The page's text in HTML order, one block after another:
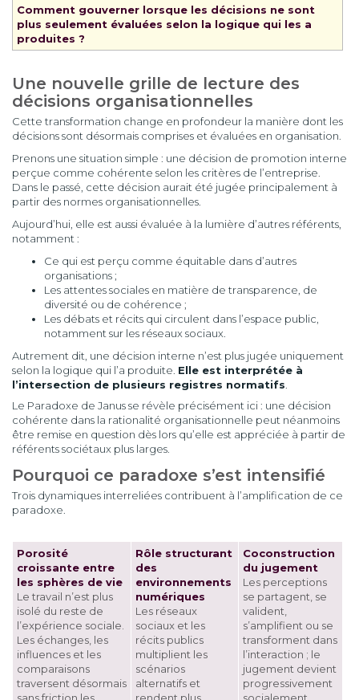
Comment gouverner lorsque les décisions ne sont
plus seulement évaluées selon la logique qui les a
produites ?
Une nouvelle grille de lecture des
décisions organisationnelles
Cette transformation change en profondeur la manière dont les
décisions sont désormais comprises et évaluées en organisation.
Prenons une situation simple : une décision de promotion interne
perçue comme cohérente selon les critères de l’entreprise.
Dans le passé, cette décision aurait été jugée principalement à
partir des normes organisationnelles.
Aujourd’hui, elle est aussi évaluée à la lumière d’autres référents,
notamment :
Ce qui est perçu comme équitable dans d’autres
organisations ;
Les attentes sociales en matière de transparence, de
diversité ou de cohérence ;
Les débats et récits qui circulent dans l’espace public,
notamment sur les réseaux sociaux.
Autrement dit, une décision interne n’est plus jugée uniquement
selon la logique qui l’a produite. Elle est interprétée à
l’intersection de plusieurs registres normatifs.
Le Paradoxe de Janus se révèle précisément ici : une décision
cohérente dans la rationalité organisationnelle peut néanmoins
être remise en question dès lors qu’elle est appréciée à partir de
référents sociétaux plus larges.
Pourquoi ce paradoxe s’est intensifié
Trois dynamiques interreliées contribuent à l’amplification de ce
paradoxe.
Porosité
croissante entre
les sphères de vie
Le travail n’est plus
isolé du reste de
l’expérience sociale.
Les échanges, les
influences et les
comparaisons
traversent désormais
Rôle structurant
des
environnements
numériques
Les réseaux
sociaux et les
récits publics
multiplient les
scénarios
alternatifs et
Coconstruction
du jugement
Les perceptions
se partagent, se
valident,
s’amplifient ou se
transforment dans
l’interaction ; le
jugement devient
progressivement